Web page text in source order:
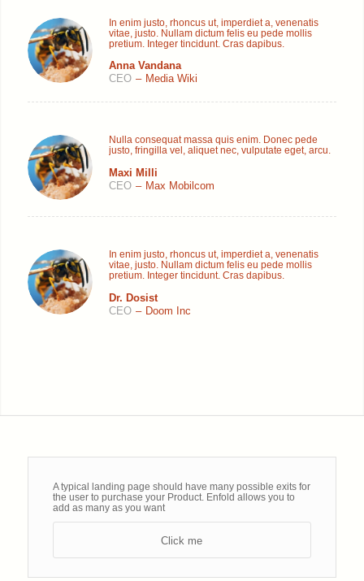
In enim justo, rhoncus ut, imperdiet a, venenatis
vitae, justo. Nullam dictum felis eu pede mollis
pretium. Integer tincidunt. Cras dapibus.
Anna Vandana
CEO – Media Wiki
Nulla consequat massa quis enim. Donec pede
justo, fringilla vel, aliquet nec, vulputate eget, arcu.
Maxi Milli
CEO – Max Mobilcom
In enim justo, rhoncus ut, imperdiet a, venenatis
vitae, justo. Nullam dictum felis eu pede mollis
pretium. Integer tincidunt. Cras dapibus.
Dr. Dosist
CEO – Doom Inc
A typical landing page should have many possible exits for
the user to purchase your Product. Enfold allows you to
add as many as you want
Click me